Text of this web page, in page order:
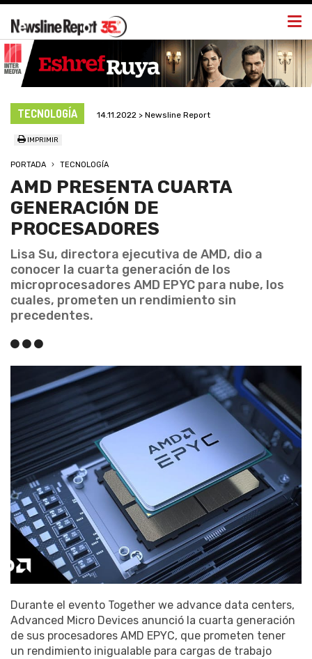
TECNOLOGÍA 14.11.2022 > Newsline Report
IMPRIMIR
PORTADA TECNOLOGÍA
AMD PRESENTA CUARTA
GENERACIÓN DE
PROCESADORES
Lisa Su, directora ejecutiva de AMD, dio a
conocer la cuarta generación de los
microprocesadores AMD EPYC para nube, los
cuales, prometen un rendimiento sin
precedentes.
Durante el evento Together we advance data centers,
Advanced Micro Devices anunció la cuarta generación
de sus procesadores AMD EPYC, que prometen tener
un rendimiento inigualable para cargas de trabajo